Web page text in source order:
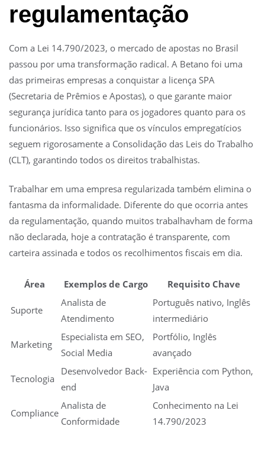
regulamentação
Com a Lei 14.790/2023, o mercado de apostas no Brasil
passou por uma transformação radical. A Betano foi uma
das primeiras empresas a conquistar a licença SPA
(Secretaria de Prêmios e Apostas), o que garante maior
segurança jurídica tanto para os jogadores quanto para os
funcionários. Isso significa que os vínculos empregatícios
seguem rigorosamente a Consolidação das Leis do Trabalho
(CLT), garantindo todos os direitos trabalhistas.
Trabalhar em uma empresa regularizada também elimina o
fantasma da informalidade. Diferente do que ocorria antes
da regulamentação, quando muitos trabalhavham de forma
não declarada, hoje a contratação é transparente, com
carteira assinada e todos os recolhimentos fiscais em dia.
Área Exemplos de Cargo Requisito Chave
Suporte
Analista de
Atendimento
Português nativo, Inglês
intermediário
Marketing
Especialista em SEO,
Social Media
Portfólio, Inglês
avançado
Tecnologia
Desenvolvedor Back-
end
Experiência com Python,
Java
Compliance
Analista de
Conformidade
Conhecimento na Lei
14.790/2023